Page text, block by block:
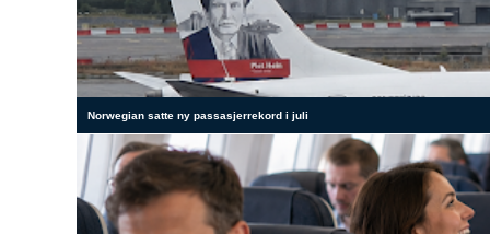
Norwegian satte ny passasjerrekord i juli